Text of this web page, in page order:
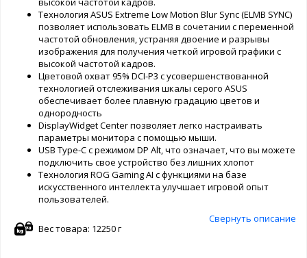
Технология ASUS Extreme Low Motion Blur Sync (ELMB SYNC)
позволяет использовать ELMB в сочетании с переменной
частотой обновления, устраняя двоение и разрывы
изображения для получения четкой игровой графики с
высокой частотой кадров.
Цветовой охват 95% DCI-P3 с усовершенствованной
технологией отслеживания шкалы серого ASUS
обеспечивает более плавную градацию цветов и
однородность
DisplayWidget Center позволяет легко настраивать
параметры монитора с помощью мыши.
USB Type-C с режимом DP Alt, что означает, что вы можете
подключить свое устройство без лишних хлопот
Технология ROG Gaming AI с функциями на базе
искусственного интеллекта улучшает игровой опыт
пользователей.
Свернуть описание
Вес товара: 12250 г